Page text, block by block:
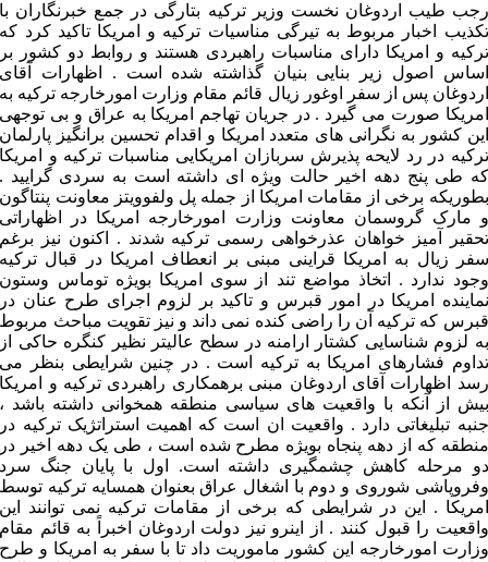
رجب طیب اردوغان نخست وزیر ترکیه بتارگی در جمع خبرنگاران با
تکذیب اخبار مربوط به تیرگی مناسیات ترکیه و امریکا تاکید کرد که
ترکیه و امریکا دارای مناسبات راهبردی هستند و روابط دو کشور بر
اساس اصول زیر بنایی بنیان گذاشته شده است . اظهارات آقای
اردوغان پس از سفر اوغور زیال قائم مقام وزارت امورخارجه ترکیه به
امریکا صورت می گیرد . در جریان تهاجم امریکا به عراق و بی توجهی
این کشور به نگرانی های متعدد امریکا و اقدام تحسین برانگیز پارلمان
ترکیه در رد لایحه پذیرش سربازان امریکایی مناسبات ترکیه و امریکا
که طی پنج دهه اخیر حالت ویژه ای داشته است به سردی گرایید .
بطوریکه برخی از مقامات امریکا از جمله پل ولفوویتز معاونت پنتاگون
و مارک گروسمان معاونت وزارت امورخارجه امریکا در اظهاراتی
تحقیر آمیز خواهان عذرخواهی رسمی ترکیه شدند . اکنون نیز برغم
سفر زیال به امریکا قراینی مبنی بر انعطاف امریکا در قبال ترکیه
وجود ندارد . اتخاذ مواضع تند از سوی امریکا بویژه توماس وستون
نماینده امریکا در امور قبرس و تاکید بر لزوم اجرای طرح عنان در
قبرس که ترکیه آن را راضی کنده نمی داند و نیز تقویت مباحث مربوط
به لزوم شناسایی کشتار ارامنه در سطح عالیتر نظیر کنگره حاکی از
تداوم فشارهای امریکا به ترکیه است . در چنین شرایطی بنظر می
رسد اظهارات آقای اردوغان مبنی برهمکاری راهبردی ترکیه و امریکا
بیش از آنکه با واقعیت های سیاسی منطقه همخوانی داشته باشد ،
جنبه تبلیغاتی دارد . واقعیت ان است که اهمیت استراتژیک ترکیه در
منطقه که از دهه پنجاه بویژه مطرح شده است ، طی یک دهه اخیر در
دو مرحله کاهش چشمگیری داشته است. اول با پایان جنگ سرد
وفروپاشی شوروی و دوم با اشغال عراق بعنوان همسایه ترکیه توسط
امریکا . این در شرایطی که برخی از مقامات ترکیه نمی توانند این
واقعیت را قبول کنند . از اینرو نیز دولت اردوغان اخبراً به قائم مقام
وزارت امورخارجه این کشور ماموریت داد تا با سفر به امریکا و طرح